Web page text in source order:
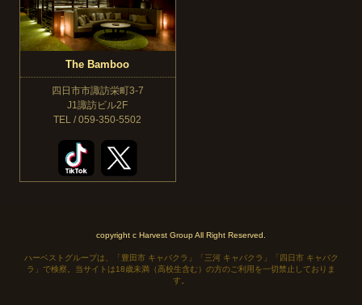
The Bamboo
四日市市諏訪栄町3-7
J1諏訪ビル2F
TEL / 059-350-5502
copyright c Harvest Group All Right Reserved.
ハーベストグループは、「豊田市 キャバクラ」「三河 キャバクラ」「四日市 キャバク
ラ」で検察。当サイトは18歳未満（高校生含む）の方のご利用を一切禁止しておりま
す。